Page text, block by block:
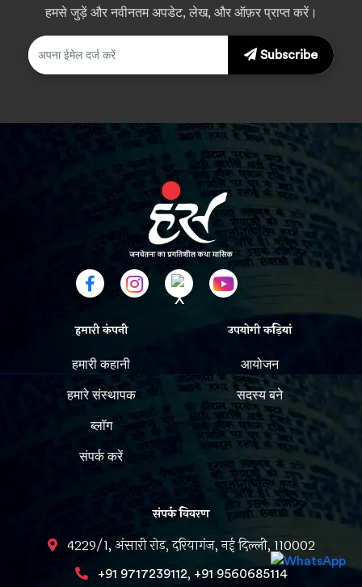
हमसे जुड़ें और नवीनतम अपडेट, लेख, और ऑफ़र प्राप्त करें।
Subscribe
हमारी कंपनी
हमारी कहानी
हमारे संस्थापक
ब्लॉग
संपर्क करें
उपयोगी कड़ियां
आयोजन
सदस्य बने
संपर्क विवरण
4229/1, अंसारी रोड, दरियागंज, नई दिल्ली, 110002
+91 9717239112, +91 9560685114